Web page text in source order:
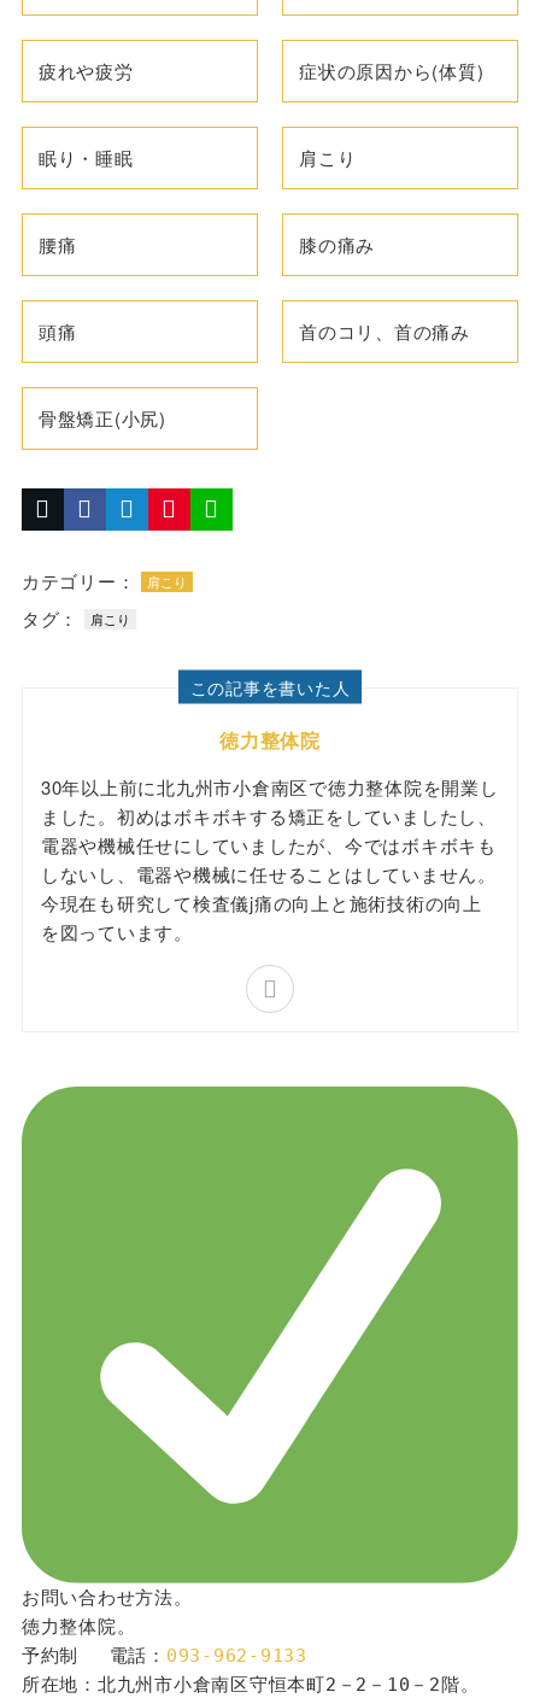
疲れや疲労 症状の原因から(体質)
眠り・睡眠 肩こり
腰痛 膝の痛み
頭痛 首のコリ、首の痛み
骨盤矯正(小尻)
カテゴリー： 肩こり
タグ： 肩こり
この記事を書いた人
徳力整体院
30年以上前に北九州市小倉南区で徳力整体院を開業し
ました。初めはボキボキする矯正をしていましたし、
電器や機械任せにしていましたが、今ではボキボキも
しないし、電器や機械に任せることはしていません。
今現在も研究して検査儀j痛の向上と施術技術の向上
を図っています。
お問い合わせ方法。
徳力整体院。
予約制 　電話： 093-962-9133
所在地：北九州市小倉南区守恒本町2－2－10－2階。